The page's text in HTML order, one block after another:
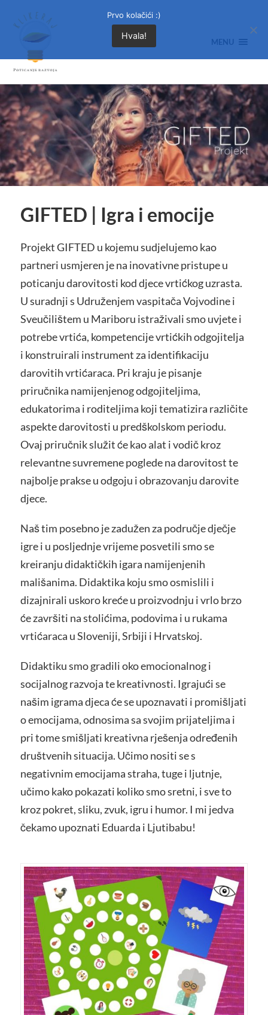
MENU
GIFTED | Igra i emocije
Projekt GIFTED u kojemu sudjelujemo kao
partneri usmjeren je na inovativne pristupe u
poticanju darovitosti kod djece vrtićkog uzrasta.
U suradnji s Udruženjem vaspitača Vojvodine i
Sveučilištem u Mariboru istraživali smo uvjete i
potrebe vrtića, kompetencije vrtićkih odgojitelja
i konstruirali instrument za identifikaciju
darovitih vrtićaraca. Pri kraju je pisanje
priručnika namijenjenog odgojiteljima,
edukatorima i roditeljima koji tematizira različite
aspekte darovitosti u predškolskom periodu.
Ovaj priručnik služit će kao alat i vodič kroz
relevantne suvremene poglede na darovitost te
najbolje prakse u odgoju i obrazovanju darovite
djece.
Naš tim posebno je zadužen za područje dječje
igre i u posljednje vrijeme posvetili smo se
kreiranju didaktičkih igara namijenjenih
mališanima. Didaktika koju smo osmislili i
dizajnirali uskoro kreće u proizvodnju i vrlo brzo
će završiti na stolićima, podovima i u rukama
vrtićaraca u Sloveniji, Srbiji i Hrvatskoj.
Didaktiku smo gradili oko emocionalnog i
socijalnog razvoja te kreativnosti. Igrajući se
našim igrama djeca će se upoznavati i promišljati
o emocijama, odnosima sa svojim prijateljima i
pri tome smišljati kreativna rješenja određenih
društvenih situacija. Učimo nositi se s
negativnim emocijama straha, tuge i ljutnje,
učimo kako pokazati koliko smo sretni, i sve to
kroz pokret, sliku, zvuk, igru i humor. I mi jedva
čekamo upoznati Eduarda i Ljutibabu!
Prvo kolačići :)
Hvala!